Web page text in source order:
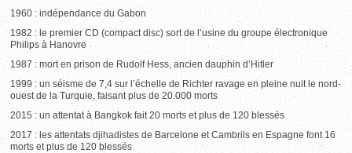
1960 : indépendance du Gabon
1982 : le premier CD (compact disc) sort de l’usine du groupe électronique
Philips à Hanovre
1987 : mort en prison de Rudolf Hess, ancien dauphin d’Hitler
1999 : un séisme de 7,4 sur l’échelle de Richter ravage en pleine nuit le nord-
ouest de la Turquie, faisant plus de 20.000 morts
2015 : un attentat à Bangkok fait 20 morts et plus de 120 blessés
2017 : les attentats djihadistes de Barcelone et Cambrils en Espagne font 16
morts et plus de 120 blessés